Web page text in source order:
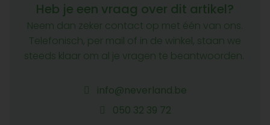
Heb je een vraag over dit artikel?
Neem dan zeker contact op met één van ons.
Telefonisch, per mail of in de winkel, staan we
steeds klaar om al je vragen te beantwoorden.
info@neverland.be
050 32 39 72